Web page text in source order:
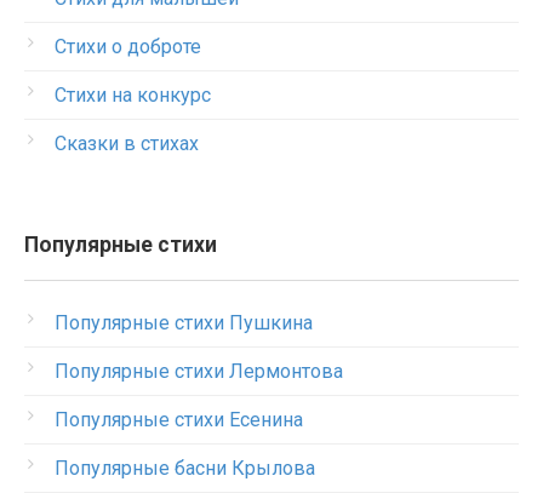
Стихи о доброте
Стихи на конкурс
Сказки в стихах
Популярные стихи
Популярные стихи Пушкина
Популярные стихи Лермонтова
Популярные стихи Есенина
Популярные басни Крылова